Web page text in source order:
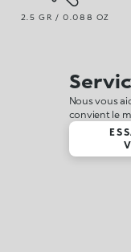
2.5 GR / 0.088 OZ
Nous vous
convient le